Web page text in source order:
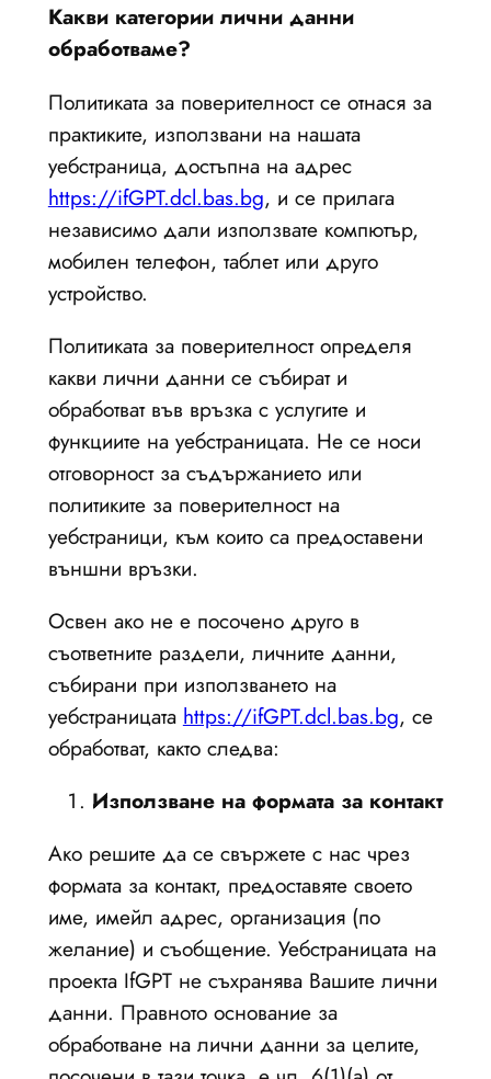
Какви категории лични данни
обработваме?
Политиката за поверителност се отнася за
практиките, използвани на нашата
уебстраница, достъпна на адрес
https://ifGPT.dcl.bas.bg, и се прилага
независимо дали използвате компютър,
мобилен телефон, таблет или друго
устройство.
Политиката за поверителност определя
какви лични данни се събират и
обработват във връзка с услугите и
функциите на уебстраницата. Не се носи
отговорност за съдържанието или
политиките за поверителност на
уебстраници, към които са предоставени
външни връзки.
Освен ако не е посочено друго в
съответните раздели, личните данни,
събирани при използването на
уебстраницата https://ifGPT.dcl.bas.bg, се
обработват, както следва:
Използване на формата за контакт
Ако решите да се свържете с нас чрез
формата за контакт, предоставяте своето
име, имейл адрес, организация (по
желание) и съобщение. Уебстраницата на
проекта IfGPT не съхранява Вашите лични
данни. Правното основание за
обработване на лични данни за целите,